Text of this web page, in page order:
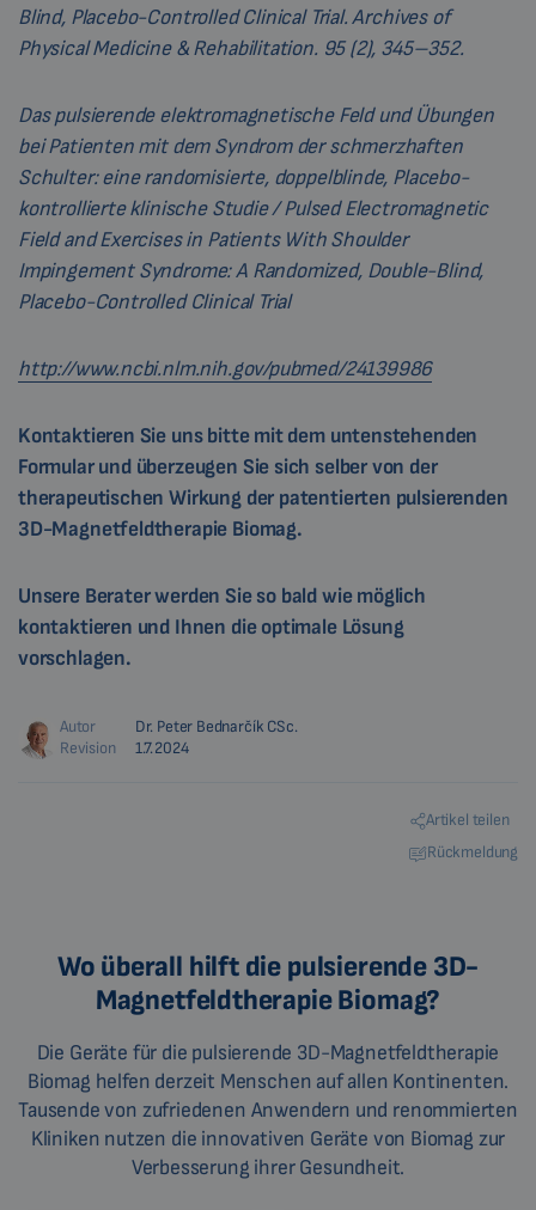
Blind, Placebo-Controlled Clinical Trial. Archives of
Physical Medicine & Rehabilitation. 95 (2), 345–352.
Das pulsierende elektromagnetische Feld und Übungen
bei Patienten mit dem Syndrom der schmerzhaften
Schulter: eine randomisierte, doppelblinde, Placebo-
kontrollierte klinische Studie / Pulsed Electromagnetic
Field and Exercises in Patients With Shoulder
Impingement Syndrome: A Randomized, Double-Blind,
Placebo-Controlled Clinical Trial
http://www.ncbi.nlm.nih.gov/pubmed/24139986
Kontaktieren Sie uns bitte mit dem untenstehenden
Formular und überzeugen Sie sich selber von der
therapeutischen Wirkung der patentierten pulsierenden
3D-Magnetfeldtherapie Biomag.
Unsere Berater werden Sie so bald wie möglich
kontaktieren und Ihnen die optimale Lösung
vorschlagen.
Autor
Dr. Peter Bednarčík CSc.
Revision
1.7.2024
Artikel teilen
Rückmeldung
Wo überall hilft die pulsierende 3D-
Magnetfeldtherapie Biomag?
Die Geräte für die pulsierende 3D-Magnetfeldtherapie
Biomag helfen derzeit Menschen auf allen Kontinenten.
Tausende von zufriedenen Anwendern und renommierten
Kliniken nutzen die innovativen Geräte von Biomag zur
Verbesserung ihrer Gesundheit.